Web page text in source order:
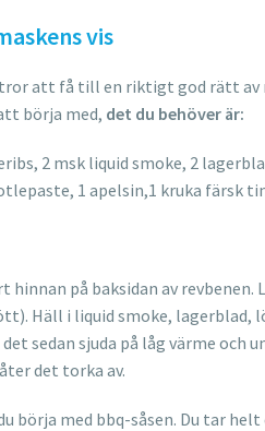
vis
att få till en riktigt god rätt av
börja med, det du behöver är:
2 msk liquid smoke, 2
1 apelsin,1 kruka färsk
hinnan på baksidan av
Häll i liquid smoke, lagerblad,
sedan sjuda på låg värme och
det torka av.
börja med bbq-såsen. Du tar